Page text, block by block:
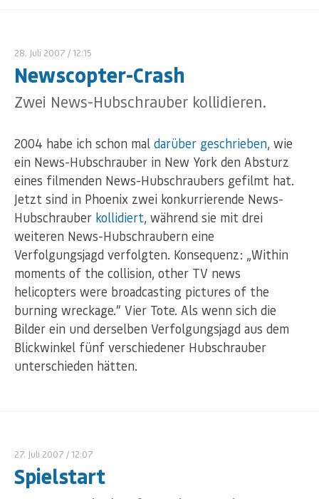
28. Juli 2007 / 12:15
Newscopter-Crash
Zwei News-Hubschrauber kollidieren.
2004 habe ich schon mal darüber geschrieben, wie
ein News-Hubschrauber in New York den Absturz
eines filmenden News-Hubschraubers gefilmt hat.
Jetzt sind in Phoenix zwei konkurrierende News-
Hubschrauber kollidiert, während sie mit drei
weiteren News-Hubschraubern eine
Verfolgungsjagd verfolgten. Konsequenz: „Within
moments of the collision, other TV news
helicopters were broadcasting pictures of the
burning wreckage.“ Vier Tote. Als wenn sich die
Bilder ein und derselben Verfolgungsjagd aus dem
Blickwinkel fünf verschiedener Hubschrauber
unterschieden hätten.
27. Juli 2007 / 12:07
Spielstart